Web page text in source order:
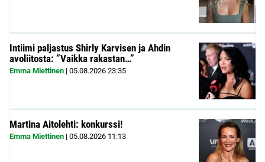
Intiimi paljastus Shirly Karvisen ja Ahdin
avoliitosta: ”Vaikka rakastan…”
Emma Miettinen | 05.08.2026 23:35
Martina Aitolehti: konkurssi!
Emma Miettinen | 05.08.2026 11:13